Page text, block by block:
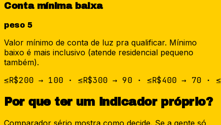
Conta mínima baixa
peso 5
Valor mínimo de conta de luz pra qualificar. Mínimo
baixo é mais inclusivo (atende residencial pequeno
também).
≤R$200 → 100 · ≤R$300 → 90 · ≤R$400 → 70 ·
Por que ter um indicador próprio?